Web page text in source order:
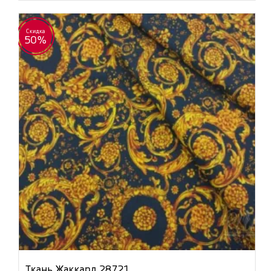
Скидка
50%